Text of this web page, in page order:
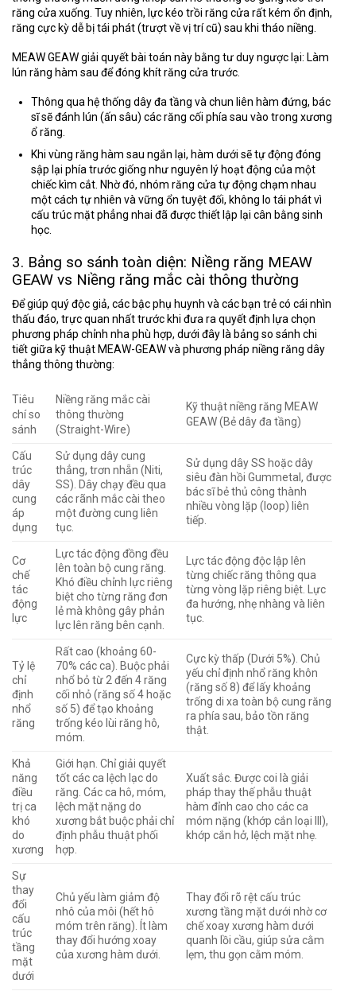
răng cửa xuống. Tuy nhiên, lực kéo trồi răng cửa rất kém ổn định,
răng cực kỳ dễ bị tái phát (trượt về vị trí cũ) sau khi tháo niềng.
MEAW GEAW giải quyết bài toán này bằng tư duy ngược lại: Làm
lún răng hàm sau để đóng khít răng cửa trước
Thông qua hệ thống dây đa tầng và chun liên hàm đứng, bác
sĩ sẽ đánh lún (ấn sâu) các răng cối phía sau vào trong xương
ổ răng.
Khi vùng răng hàm sau ngắn lại, hàm dưới sẽ tự động đóng
sập lại phía trước giống như nguyên lý hoạt động của một
chiếc kìm cắt. Nhờ đó, nhóm răng cửa tự động chạm nhau
một cách tự nhiên và vững ổn tuyệt đối, không lo tái phát vì
cấu trúc mặt phẳng nhai đã được thiết lập lại cân bằng sinh
học.
3. Bảng so sánh toàn diện: Niềng răng MEAW
GEAW vs Niềng răng mắc cài thông thường
Để giúp quý độc giả, các bậc phụ huynh và các bạn trẻ có cái nhìn
thấu đáo, trực quan nhất trước khi đưa ra quyết định lựa chọn
phương pháp chỉnh nha phù hợp, dưới đây là bảng so sánh chi
tiết giữa kỹ thuật MEAW-GEAW và phương pháp niềng răng dây
thẳng thông thường:
Tiêu
chí so
sánh
Niềng răng mắc cài
thông thường
(Straight-Wire)
Kỹ thuật niềng răng MEAW
GEAW (Bẻ dây đa tầng)
Cấu
trúc
dây
cung
áp
dụng
Sử dụng dây cung
thẳng, trơn nhẵn (Niti,
SS). Dây chạy đều qua
các rãnh mắc cài theo
một đường cung liên
tục.
Sử dụng dây SS hoặc dây
siêu đàn hồi Gummetal, được
bác sĩ bẻ thủ công thành
nhiều vòng lặp (loop) liên
tiếp.
Cơ
chế
tác
động
lực
Lực tác động đồng đều
lên toàn bộ cung răng.
Khó điều chỉnh lực riêng
biệt cho từng răng đơn
lẻ mà không gây phản
lực lên răng bên cạnh.
Lực tác động độc lập lên
từng chiếc răng thông qua
từng vòng lặp riêng biệt. Lực
đa hướng, nhẹ nhàng và liên
tục.
Tỷ lệ
chỉ
định
nhổ
răng
Rất cao (khoảng 60-
70% các ca). Buộc phải
nhổ bỏ từ 2 đến 4 răng
cối nhỏ (răng số 4 hoặc
số 5) để tạo khoảng
trống kéo lùi răng hô,
móm.
Cực kỳ thấp (Dưới 5%). Chủ
yếu chỉ định nhổ răng khôn
(răng số 8) để lấy khoảng
trống di xa toàn bộ cung răng
ra phía sau, bảo tồn răng
thật.
Khả
năng
điều
trị ca
khó
do
xương
Giới hạn. Chỉ giải quyết
tốt các ca lệch lạc do
răng. Các ca hô, móm,
lệch mặt nặng do
xương bắt buộc phải chỉ
định phẫu thuật phối
hợp.
Xuất sắc. Được coi là giải
pháp thay thế phẫu thuật
hàm đỉnh cao cho các ca
móm nặng (khớp cắn loại III),
khớp cắn hở, lệch mặt nhẹ.
Sự
thay
đổi
cấu
trúc
tầng
mặt
dưới
Chủ yếu làm giảm độ
nhô của môi (hết hô
móm trên răng). Ít làm
thay đổi hướng xoay
của xương hàm dưới.
Thay đổi rõ rệt cấu trúc
xương tầng mặt dưới nhờ cơ
chế xoay xương hàm dưới
quanh lồi cầu, giúp sửa cằm
lẹm, thu gọn cằm móm.